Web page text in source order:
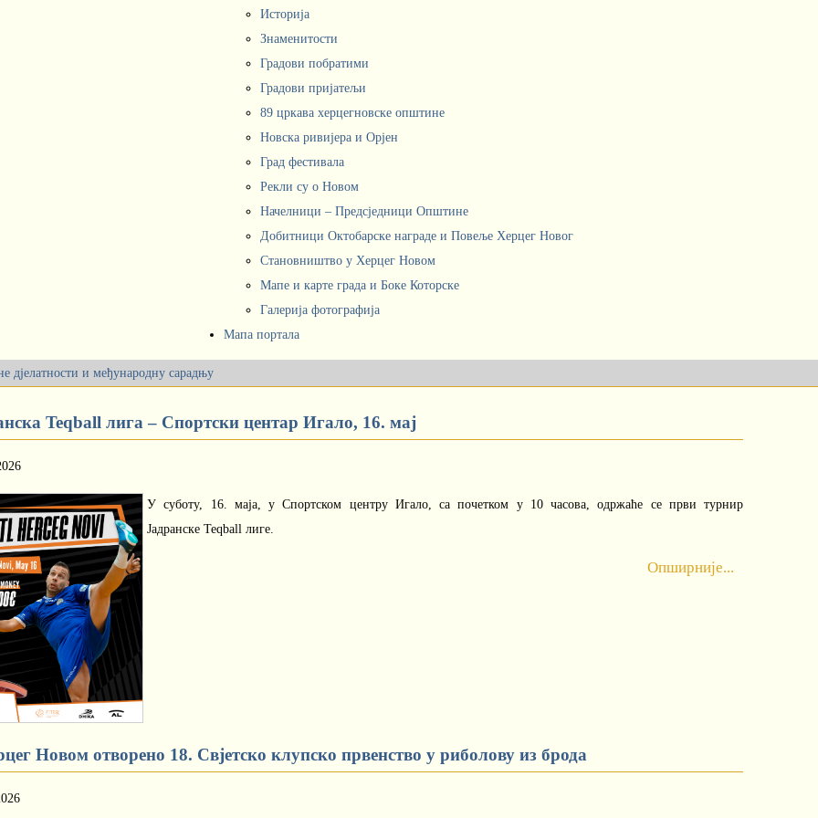
Историја
Знаменитости
Градови побратими
Градови пријатељи
89 цркава херцегновске општине
Новска ривијера и Орјен
Град фестивала
Рекли су о Новом
Начелници – Предсједници Општине
Добитници Октобарске награде и Повеље Херцег Новог
Становништво у Херцег Новом
Мапе и карте града и Боке Которске
Галерија фотографија
Мапа портала
дјелатности и међународну сарадњу
Teqball лига – Спортски центар Игало, 16. мај
У суботу, 16. маја, у Спортском центру Игало, са почетком у 10 часова, одржаће се први турнир
Јадранске Teqball лиге.
Опширније...
Новом отворено 18. Свјетско клупско првенство у риболову из брода